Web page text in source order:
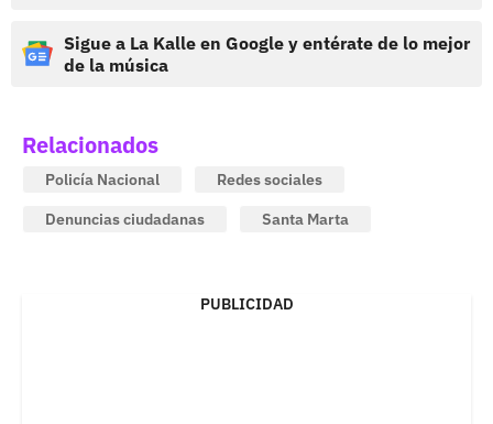
Sigue a La Kalle en Google y entérate de lo mejor
de la música
Relacionados
Policía Nacional
Redes sociales
Denuncias ciudadanas
Santa Marta
PUBLICIDAD